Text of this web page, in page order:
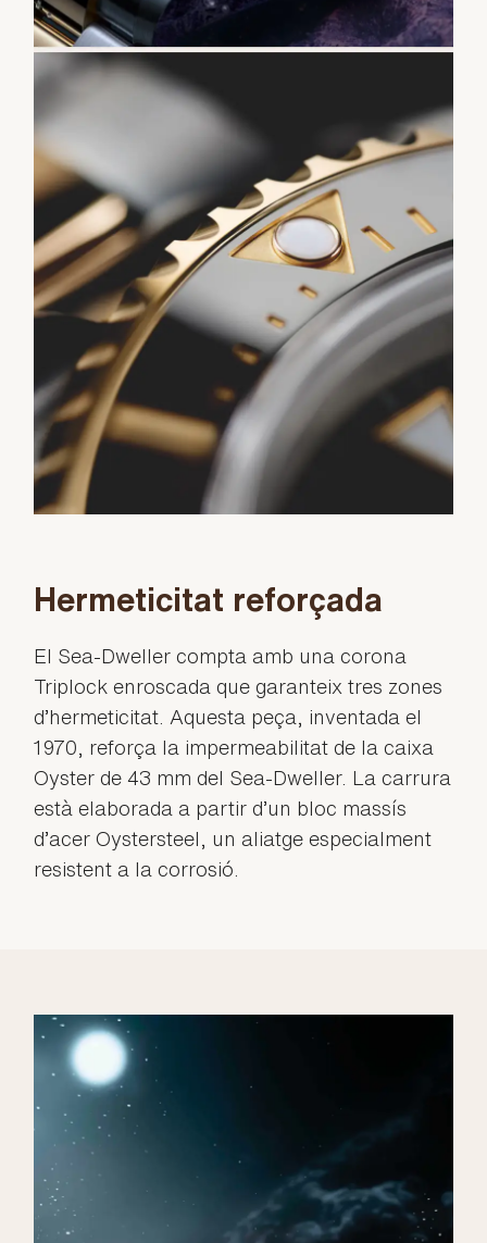
Hermeticitat reforçada
El Sea-Dweller compta amb una corona
Triplock enroscada que garanteix tres zones
d’hermeticitat. Aquesta peça, inventada el
1970, reforça la impermeabilitat de la caixa
Oyster de 43 mm del Sea-Dweller. La carrura
està elaborada a partir d’un bloc massís
d’acer Oystersteel, un aliatge especialment
resistent a la corrosió.